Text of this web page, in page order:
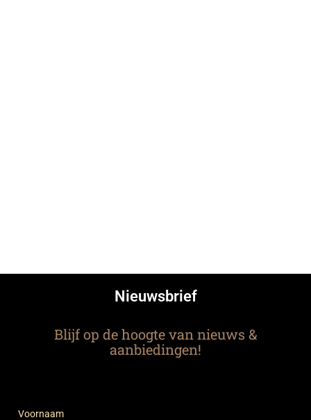
Nieuwsbrief
Blijf op de hoogte van nieuws &
aanbiedingen!
Voornaam